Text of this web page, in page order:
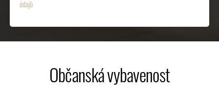
údajů
Občanská vybavenost